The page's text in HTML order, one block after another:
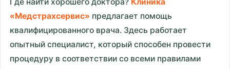
Где найти хорошего доктора? Клиника
«Медстрахсервис» предлагает помощь
квалифицированного врача. Здесь работает
опытный специалист, который способен провести
процедуру в соответствии со всеми правилами